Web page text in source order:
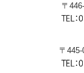
〒
〒